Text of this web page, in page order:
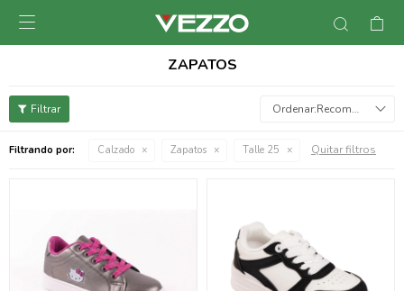

ZAPATOS
Recomendados
Filtrando por: Calzado Zapatos Talle 25 Quitar filtros